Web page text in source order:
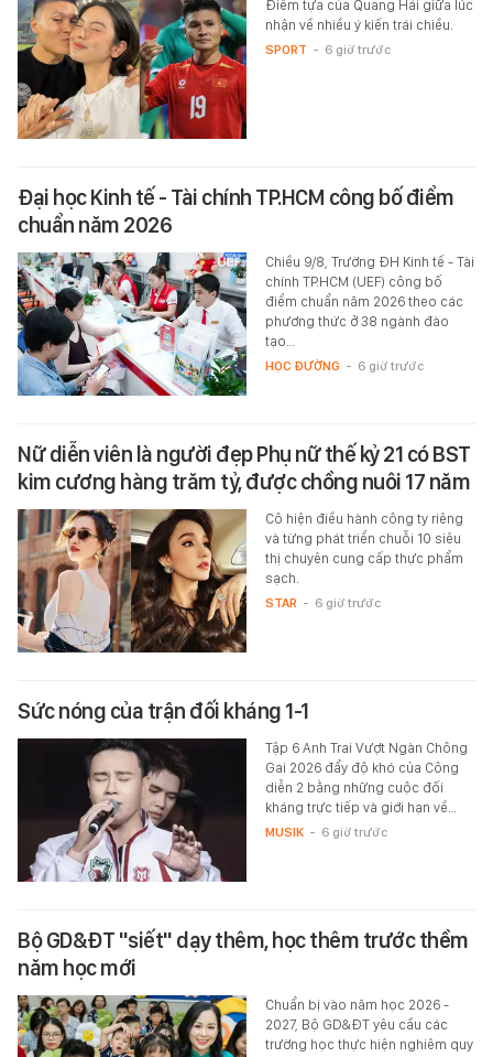
Điểm tựa của Quang Hải giữa lúc
nhận về nhiều ý kiến trái chiều.
SPORT - 6 giờ trước
Đại học Kinh tế - Tài chính TP.HCM công bố điểm
chuẩn năm 2026
Chiều 9/8, Trường ĐH Kinh tế - Tài
chính TP.HCM (UEF) công bố
điểm chuẩn năm 2026 theo các
phương thức ở 38 ngành đào
tạo…
HỌC ĐƯỜNG - 6 giờ trước
Nữ diễn viên là người đẹp Phụ nữ thế kỷ 21 có BST
kim cương hàng trăm tỷ, được chồng nuôi 17 năm
Cô hiện điều hành công ty riêng
và từng phát triển chuỗi 10 siêu
thị chuyên cung cấp thực phẩm
sạch.
STAR - 6 giờ trước
Sức nóng của trận đối kháng 1-1
Tập 6 Anh Trai Vượt Ngàn Chông
Gai 2026 đẩy độ khó của Công
diễn 2 bằng những cuộc đối
kháng trực tiếp và giới hạn về…
MUSIK - 6 giờ trước
Bộ GD&ĐT "siết" dạy thêm, học thêm trước thềm
năm học mới
Chuẩn bị vào năm học 2026 -
2027, Bộ GD&ĐT yêu cầu các
trường học thực hiện nghiêm quy